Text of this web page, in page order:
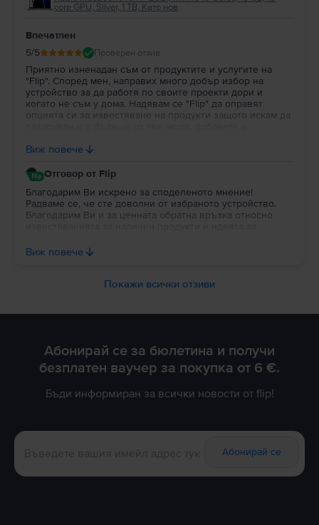
core GPU, Silver, 1 TB, Като нов
Впечатлен
5/5 Проверен отзив
Приятно изненадан съм от продуктите и услугите на
"Flip". Според мен, направих много добър избор на
устройство за да работя по своите проекти дори и
когато не съм у дома. Надявам се "Flip" да оправят
опцията си за известяване на продукти защото искам да
парички за пазаруване.
Виж повече
Отговор от Flip
Благодарим Ви искрено за споделеното мнение!
Радваме се, че сте доволни от избраното устройство.
Благодарим Ви и за ценната обратна връзка относно
върху подобряването на платформата и Вашите
Благодарим Ви за доверието!
Виж повече
Покажи всички отзиви
Абонирай се за бюлетина и получи
безплатен ваучер за покупка от 6 €.
Бъди информиран за всички новости от flip!
Абонирай се